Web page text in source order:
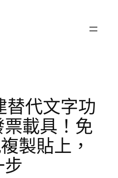
替代文字功
載具！免
製貼上，